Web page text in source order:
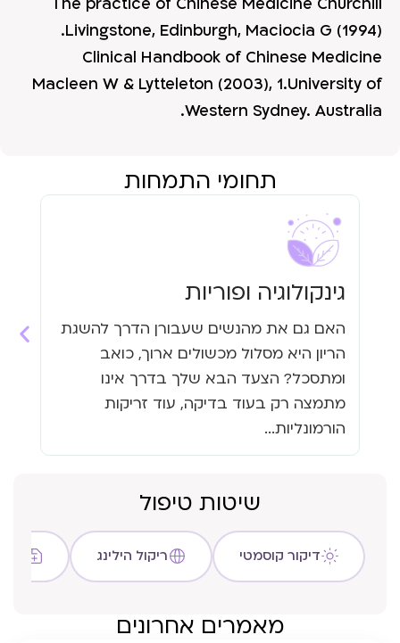
The practice of Chinese Medicine Churchill
Livingstone, Edinburgh, Maciocia G (1994).
Clinical Handbook of Chinese Medicine
Macleen W & Lytteleton (2003), 1.University of
Western Sydney. Australia.
תחומי התמחות
גינקולוגיה ופוריות
האם גם את מהנשים שעבורן הדרך להשגת
הריון היא מסלול מכשולים ארוך, כואב
ומתסכל? הצעד הבא שלך בדרך אינו
מתמצה רק בעוד בדיקה, עוד זריקות
הורמונליות...
שיטות טיפול
דיקור קוסמטי ריקול הילינג
מאמרים אחרונים